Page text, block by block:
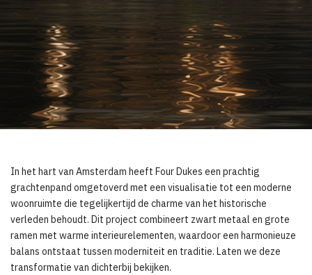
In het hart van Amsterdam heeft Four Dukes een prachtig
grachtenpand omgetoverd met een visualisatie tot een moderne
woonruimte die tegelijkertijd de charme van het historische
verleden behoudt. Dit project combineert zwart metaal en grote
ramen met warme interieurelementen, waardoor een harmonieuze
balans ontstaat tussen moderniteit en traditie. Laten we deze
transformatie van dichterbij bekijken.